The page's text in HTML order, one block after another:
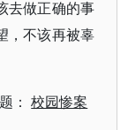
去做正确的事
，不该再被辜
：校园惨案